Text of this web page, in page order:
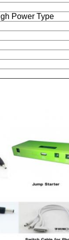
Power Type